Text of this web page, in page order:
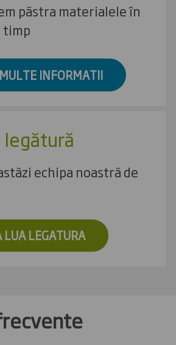
păstra materialele în
timp
INFORMATII
echipa noastră de
LUA LEGATURA